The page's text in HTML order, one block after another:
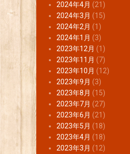
2024年4月 (21)
2024年3月 (15)
2024年2月 (1)
2024年1月 (3)
2023年12月 (1)
2023年11月 (7)
2023年10月 (12)
2023年9月 (3)
2023年8月 (15)
2023年7月 (27)
2023年6月 (21)
2023年5月 (18)
2023年4月 (18)
2023年3月 (12)